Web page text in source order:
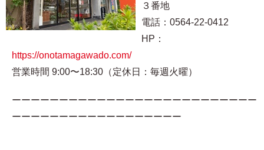
３番地
電話：0564-22-0412
HP：
https://onotamagawado.com/
営業時間 9:00〜18:30（定休日：毎週火曜）
ーーーーーーーーーーーーーーーーーーーーーーーーーー
ーーーーーーーーーーーーーーーーーー